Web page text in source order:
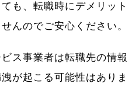
も、転職時にデメリット
んのでご安心ください。
ス事業者は転職先の情報
が起こる可能性はありま